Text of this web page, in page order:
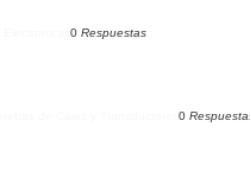
0 Respuestas
0